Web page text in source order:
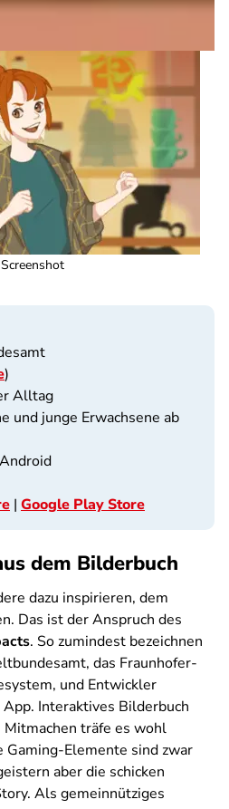
)
Alltag
und junge Erwachsene ab
| Google Play Store
dem Bilderbuch
dazu inspirieren, dem
Das ist der Anspruch des
. So zumindest bezeichnen
das Fraunhofer-
und Entwickler
Interaktives Bilderbuch
Mitmachen träfe es wohl
Gaming-Elemente sind zwar
aber die schicken
Als gemeinnütziges